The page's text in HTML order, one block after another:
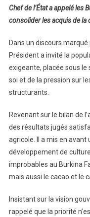
Chef de l’État a appelé les
consolider les acquis de la
Dans un discours
Président a invité la
exigeante, placée sous le
soi et de la pression sur
structurants.
Revenant sur le bilan de
des résultats jugés
agricole. Il a mis en
développement de
improbables au Burkina
mais aussi le cacao et le
Insistant sur la vision
rappelé que la priorité